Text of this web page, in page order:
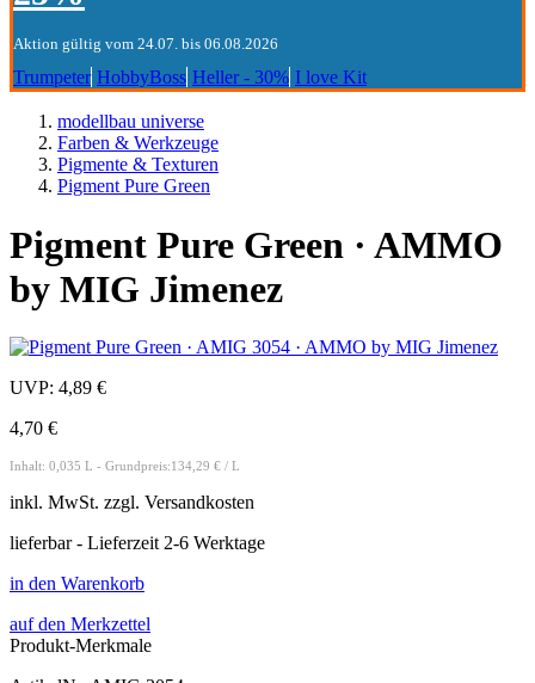
Aktion gültig vom 24.07. bis 06.08.2026
Trumpeter HobbyBoss Heller - 30% I love Kit
modellbau universe
Farben & Werkzeuge
Pigmente & Texturen
Pigment Pure Green
Pigment Pure Green · AMMO
by MIG Jimenez
UVP: 4,89 €
4,70 €
Inhalt: 0,035 L - Grundpreis:134,29 € / L
inkl. MwSt. zzgl. Versandkosten
lieferbar - Lieferzeit 2-6 Werktage
in den Warenkorb
auf den Merkzettel
Produkt-Merkmale